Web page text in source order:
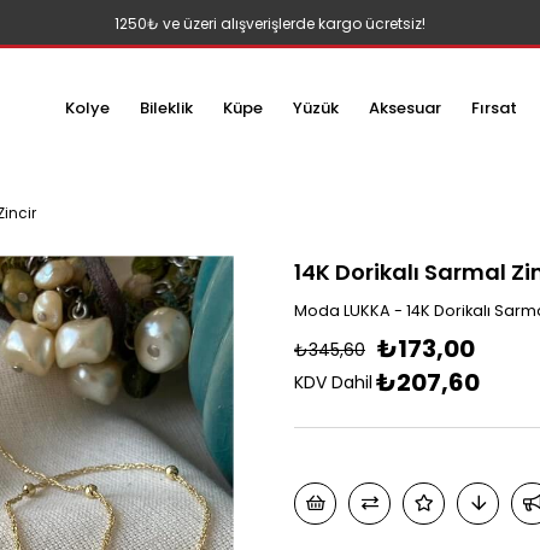
1250₺ ve üzeri alışverişlerde kargo ücretsiz!
Kolye Bileklik Küpe Yüzük Aksesuar Fırsat
14K Dorikalı Sarmal
Moda LUKKA - 14K Dorikalı
₺345,60 ₺173,00
KDV Dahil ₺207,60